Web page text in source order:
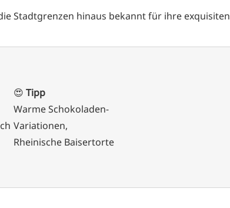
Stadtgrenzen hinaus bekannt für ihre exquisiten
😍 Tipp
Warme Schokoladen-
Variationen,
Rheinische Baisertorte